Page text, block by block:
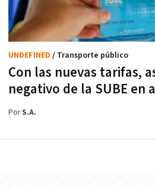
Con las nuevas tarifas,
negativo de la SUBE en
UNDEFINED / Transporte público
PorS.A.